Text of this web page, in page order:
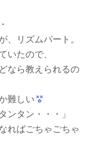
、リズムパート。
いたので、
なら教えられるの
難しい
ンタン・・・」
ればごちゃごちゃ